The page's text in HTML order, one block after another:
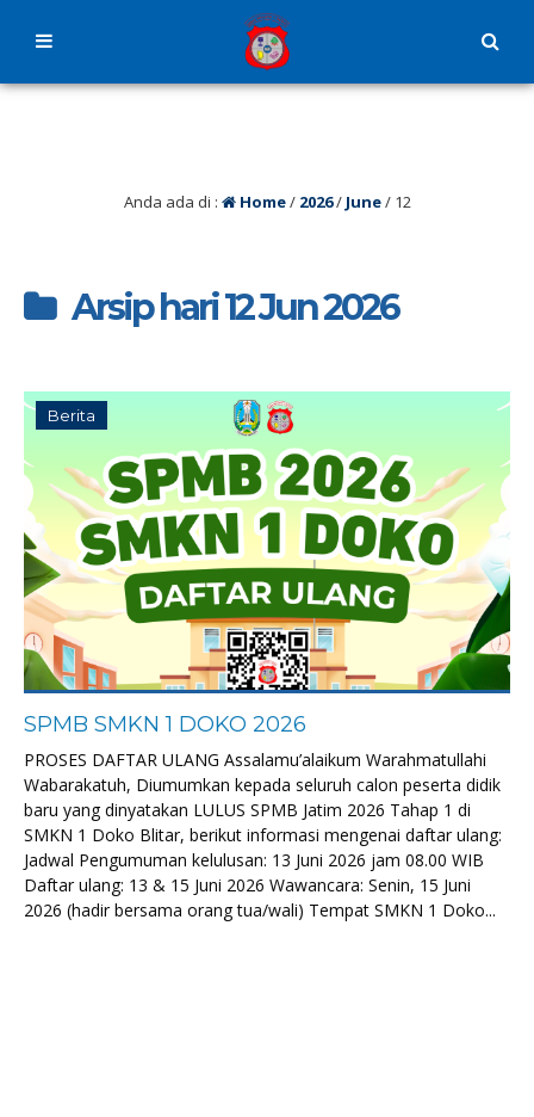
Anda ada di : Home/ 2026/ June/ 12
Arsip hari 12 Jun 2026
Berita
SPMB SMKN 1 DOKO 2026
PROSES DAFTAR ULANG Assalamu’alaikum Warahmatullahi
Wabarakatuh, Diumumkan kepada seluruh calon peserta didik
baru yang dinyatakan LULUS SPMB Jatim 2026 Tahap 1 di
SMKN 1 Doko Blitar, berikut informasi mengenai daftar ulang:
Jadwal Pengumuman kelulusan: 13 Juni 2026 jam 08.00 WIB
Daftar ulang: 13 & 15 Juni 2026 Wawancara: Senin, 15 Juni
2026 (hadir bersama orang tua/wali) Tempat SMKN 1 Doko...